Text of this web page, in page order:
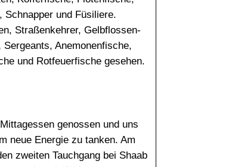
Schnapper und Füsiliere.
Straßenkehrer, Gelbflossen-
Anemonenfische,
und Rotfeuerfische gesehen.
genossen und uns
neue Energie zu tanken. Am
zweiten Tauchgang bei Shaab